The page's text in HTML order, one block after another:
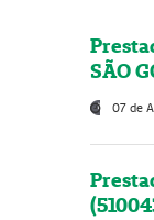
SÃO
07 de